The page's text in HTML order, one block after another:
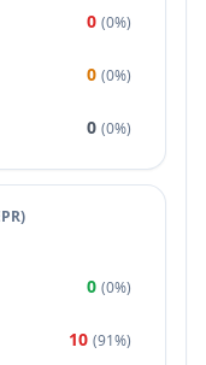
0 (0%)
0 (0%)
0 (0%)
)
0 (0%)
10 (91%)